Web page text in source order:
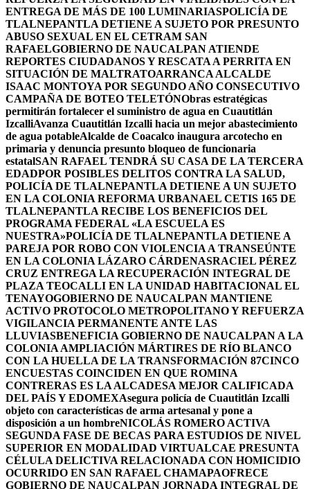
ENTREGA DE MÁS DE 100 LUMINARIASPOLICÍA DE
TLALNEPANTLA DETIENE A SUJETO POR PRESUNTO
ABUSO SEXUAL EN EL CETRAM SAN
RAFAELGOBIERNO DE NAUCALPAN ATIENDE
REPORTES CIUDADANOS Y RESCATA A PERRITA EN
SITUACIÓN DE MALTRATOARRANCA ALCALDE
ISAAC MONTOYA POR SEGUNDO AÑO CONSECUTIVO
CAMPAÑA DE BOTEO TELETÓNObras estratégicas
permitirán fortalecer el suministro de agua en Cuautitlán
IzcalliAvanza Cuautitlán Izcalli hacia un mejor abastecimiento
de agua potableAlcalde de Coacalco inaugura arcotecho en
primaria y denuncia presunto bloqueo de funcionaria
estatalSAN RAFAEL TENDRÁ SU CASA DE LA TERCERA
EDADPOR POSIBLES DELITOS CONTRA LA SALUD,
POLICÍA DE TLALNEPANTLA DETIENE A UN SUJETO
EN LA COLONIA REFORMA URBANAEL CETIS 165 DE
TLALNEPANTLA RECIBE LOS BENEFICIOS DEL
PROGRAMA FEDERAL «LA ESCUELA ES
NUESTRA»POLICÍA DE TLALNEPANTLA DETIENE A
PAREJA POR ROBO CON VIOLENCIA A TRANSEÚNTE
EN LA COLONIA LÁZARO CÁRDENASRACIEL PÉREZ
CRUZ ENTREGA LA RECUPERACIÓN INTEGRAL DE
PLAZA TEOCALLI EN LA UNIDAD HABITACIONAL EL
TENAYOGOBIERNO DE NAUCALPAN MANTIENE
ACTIVO PROTOCOLO METROPOLITANO Y REFUERZA
VIGILANCIA PERMANENTE ANTE LAS
LLUVIASBENEFICIA GOBIERNO DE NAUCALPAN A LA
COLONIA AMPLIACIÓN MÁRTIRES DE RÍO BLANCO
CON LA HUELLA DE LA TRANSFORMACIÓN 87CINCO
ENCUESTAS COINCIDEN EN QUE ROMINA
CONTRERAS ES LA ALCADESA MEJOR CALIFICADA
DEL PAÍS Y EDOMEXAsegura policía de Cuautitlán Izcalli
objeto con características de arma artesanal y pone a
disposición a un hombreNICOLÁS ROMERO ACTIVA
SEGUNDA FASE DE BECAS PARA ESTUDIOS DE NIVEL
SUPERIOR EN MODALIDAD VIRTUALCAE PRESUNTA
CÉLULA DELICTIVA RELACIONADA CON HOMICIDIO
OCURRIDO EN SAN RAFAEL CHAMAPAOFRECE
GOBIERNO DE NAUCALPAN JORNADA INTEGRAL DE